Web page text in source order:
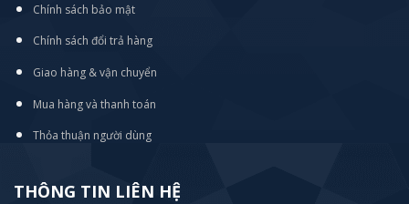
Chính sách bảo mật
Chính sách đổi trả hàng
Giao hàng & vận chuyển
Mua hàng và thanh toán
Thỏa thuận người dùng
THÔNG TIN LIÊN HỆ